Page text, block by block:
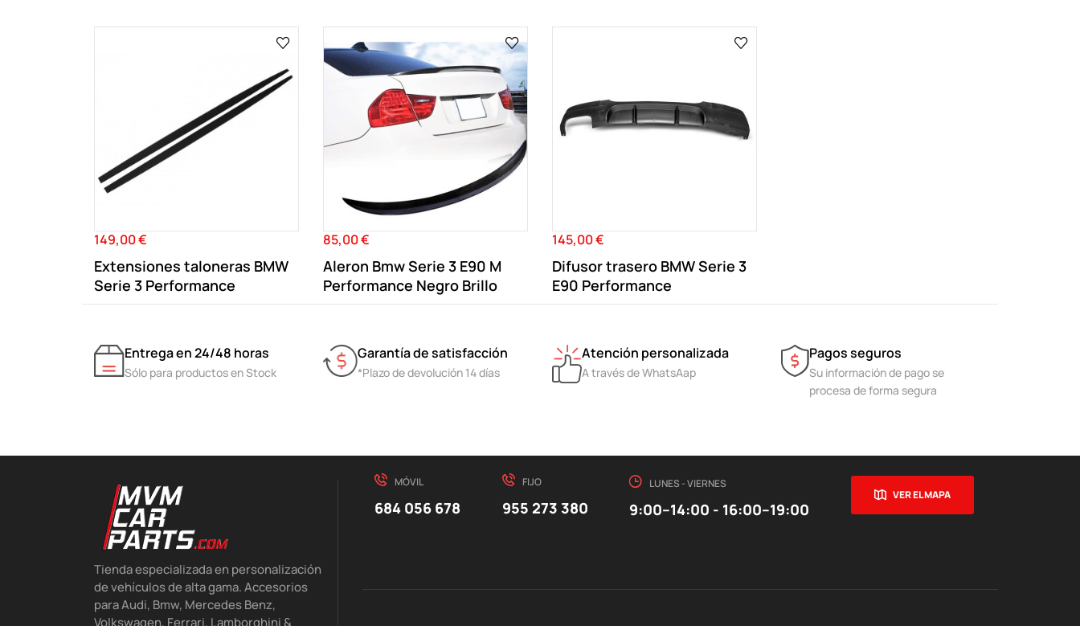
Precio
149,00 €
Extensiones taloneras BMW
Serie 3 Performance
Precio
85,00 €
Aleron Bmw Serie 3 E90 M
Performance Negro Brillo
Precio
145,00 €
Difusor trasero BMW Serie 3
E90 Performance
Entrega en 24/48 horas
Sólo para productos en Stock
Garantía de satisfacción
*Plazo de devolución 14 días
Atención personalizada
A través de WhatsAap
Pagos seguros
Su información de pago se
procesa de forma segura
Tienda especializada en personalización
de vehículos de alta gama. Accesorios
para Audi, Bmw, Mercedes Benz,
Volkswagen, Ferrari, Lamborghini &
MÓVIL
684 056 678
FIJO
955 273 380
LUNES - VIERNES
9:00–14:00 - 16:00–19:00
VER EL MAPA